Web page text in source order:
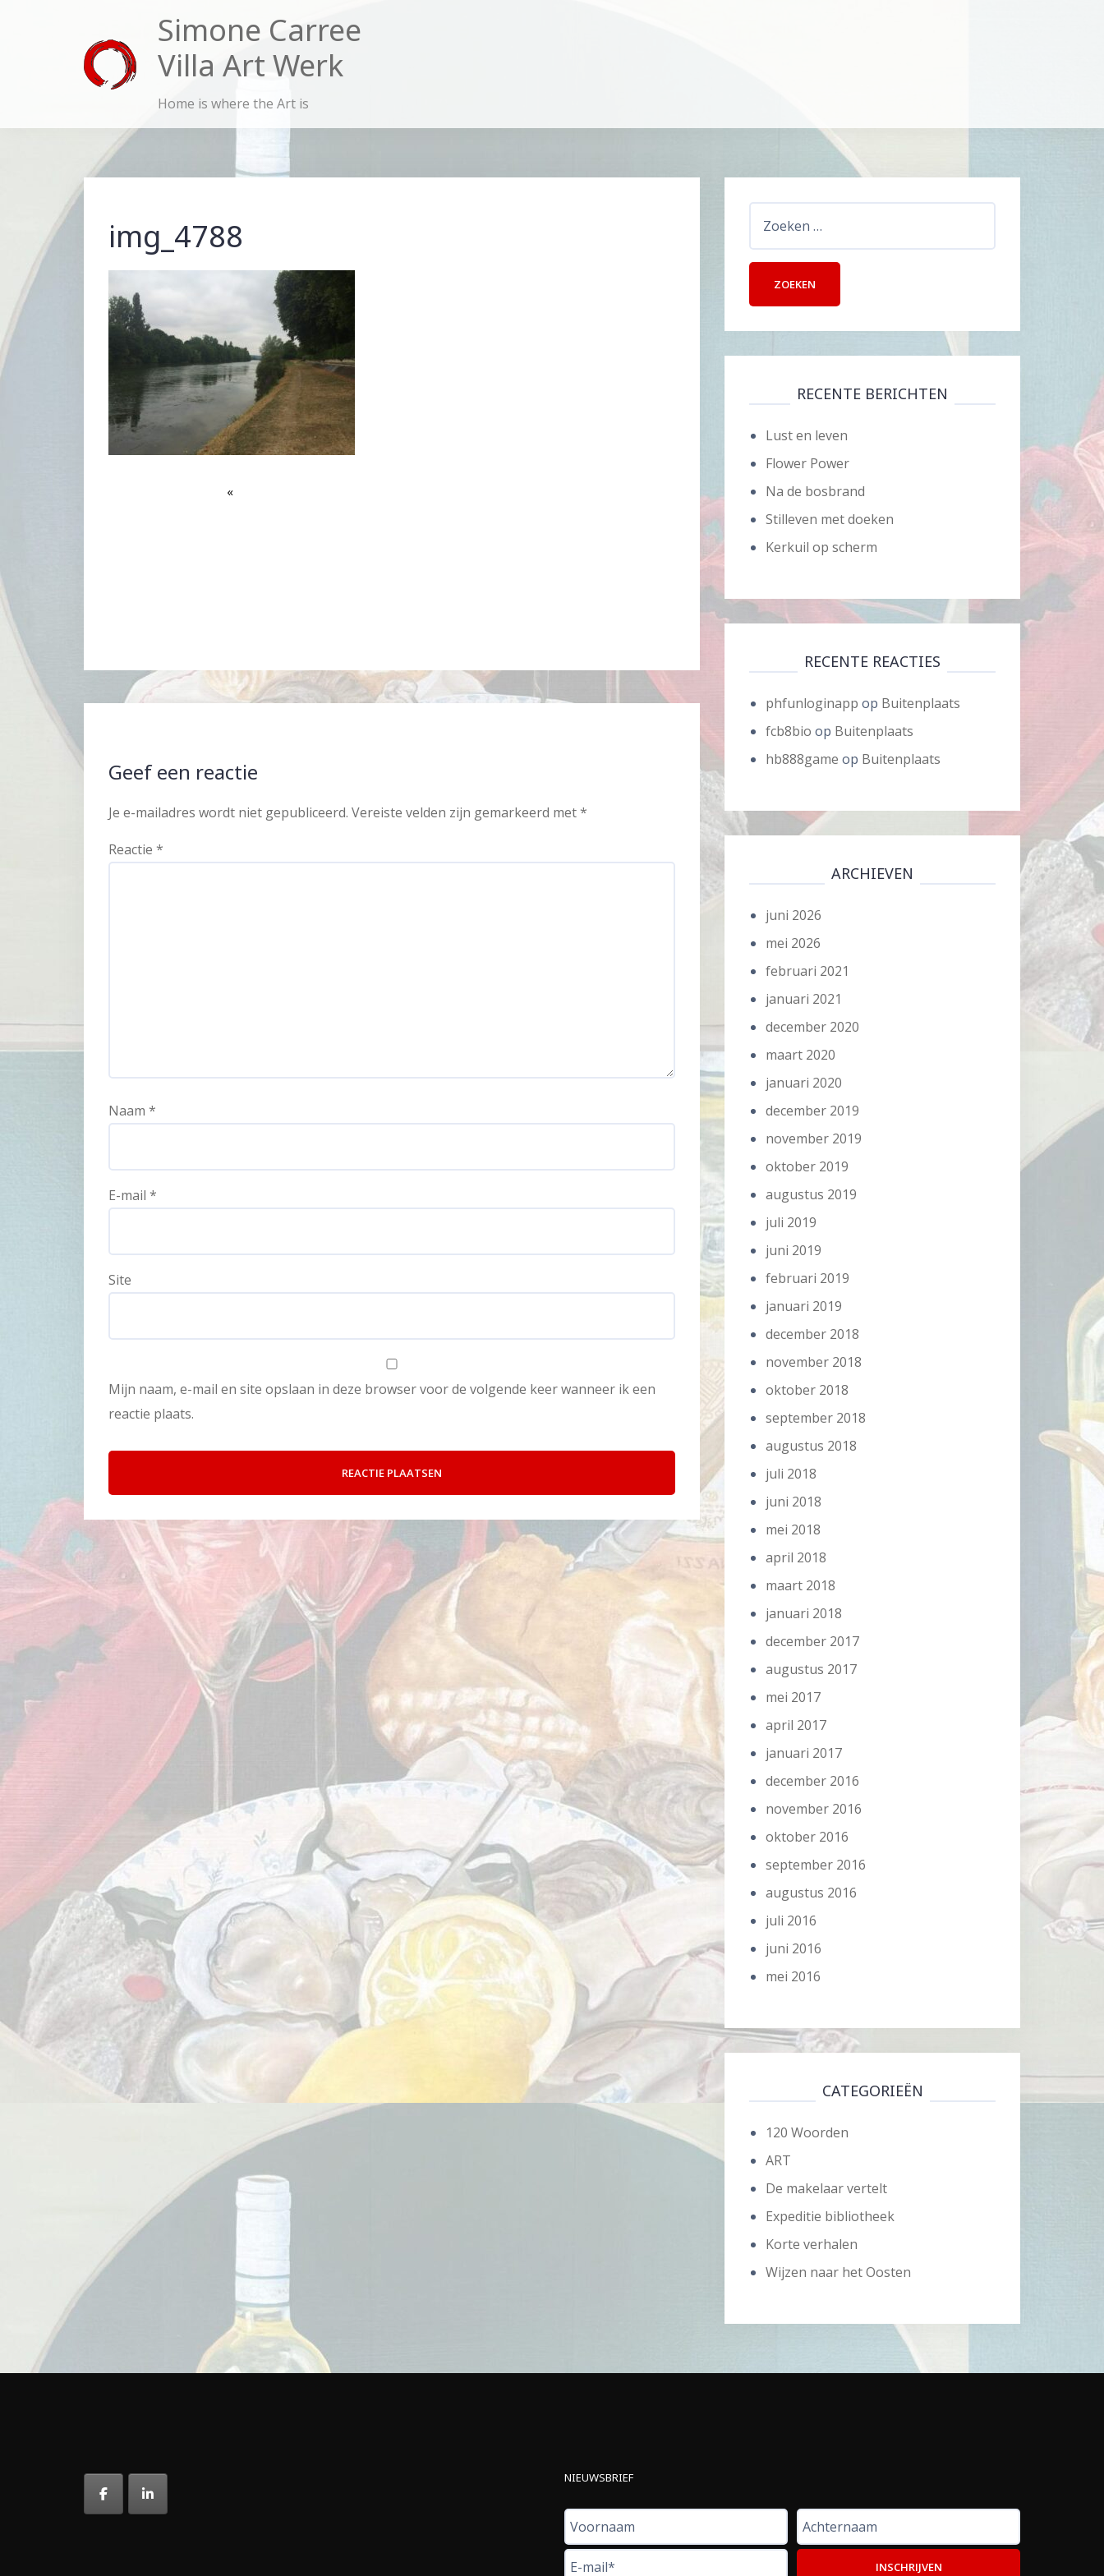
Simone Carree
Villa Art Werk
Home is where the Art is
img_4788
Geef een reactie
Je e-mailadres wordt niet gepubliceerd. Vereiste velden zijn gemarkeerd met*
Reactie *
Naam *
E-mail *
Site
Mijn naam, e-mail en site opslaan in deze browser voor de volgende keer wanneer ik een
reactie plaats.
RECENTE BERICHTEN
Lust en leven
Flower Power
Na de bosbrand
Stilleven met doeken
Kerkuil op scherm
RECENTE REACTIES
phfunloginapp op Buitenplaats
fcb8bio op Buitenplaats
hb888game op Buitenplaats
ARCHIEVEN
juni 2026
mei 2026
februari 2021
januari 2021
december 2020
maart 2020
januari 2020
december 2019
november 2019
oktober 2019
augustus 2019
juli 2019
juni 2019
februari 2019
januari 2019
december 2018
november 2018
oktober 2018
september 2018
augustus 2018
juli 2018
juni 2018
mei 2018
april 2018
maart 2018
januari 2018
december 2017
augustus 2017
mei 2017
april 2017
januari 2017
december 2016
november 2016
oktober 2016
september 2016
augustus 2016
juli 2016
juni 2016
mei 2016
CATEGORIEËN
120 Woorden
ART
De makelaar vertelt
Expeditie bibliotheek
Korte verhalen
Wijzen naar het Oosten
NIEUWSBRIEF